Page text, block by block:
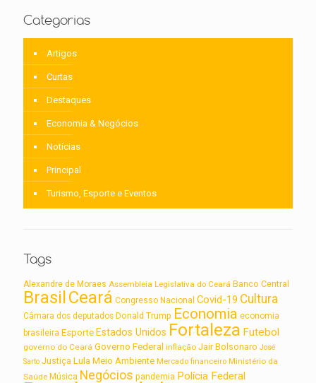
Categorias
Artigos
Curtas
Destaques
Economia & Negócios
Notícias
Principal
Turismo, Esporte e Eventos
Tags
Alexandre de Moraes Assembleia Legislativa do Ceará Banco Central
Brasil Ceará Congresso Nacional Covid-19 Cultura
Câmara dos deputados Donald Trump Economia economia
brasileira Esporte Estados Unidos Fortaleza Futebol
governo do Ceará Governo Federal inflação Jair Bolsonaro José
Sarto Justiça Lula Meio Ambiente Mercado financeiro Ministério da
Saúde Música Negócios pandemia Polícia Federal